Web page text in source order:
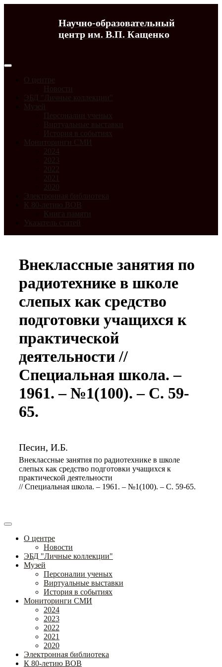
Научно-образовательный
центр им. В.П. Кащенко
О центре
Новости
ЭБД "Личные коллекции"
Музей
Персоналии ученых
Виртуальные выставки
История в событиях
Мониторинги СМИ
2024
2023
2022
2021
2020
Электронная библиотека
К 80-летию ВОВ
Книга памяти
Указатель статей
Внеклассные занятия по
радиотехнике в школе
слепых как средство
подготовки учащихся к
практической
деятельности //
Специальная школа. –
1961. – №1(100). – С. 59-
65.
Песин, И.Б.
Внеклассные занятия по радиотехнике в школе
слепых как средство подготовки учащихся к
практической деятельности
// Специальная школа. – 1961. – №1(100). – С. 59-65.
О центре
Новости
ЭБД "Личные коллекции"
Музей
Персоналии ученых
Виртуальные выставки
История в событиях
Мониторинги СМИ
2024
2023
2022
2021
2020
Электронная библиотека
К 80-летию ВОВ